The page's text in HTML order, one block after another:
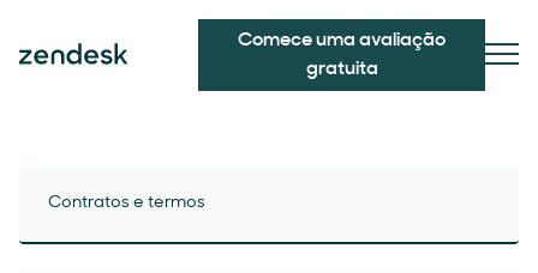
Comece uma avaliação
gratuita
Contratos e termos